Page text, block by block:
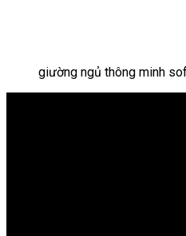
giường ngủ thông minh